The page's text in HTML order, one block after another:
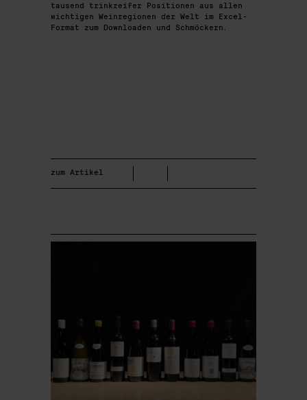
tausend trinkreifer Positionen aus allen
wichtigen Weinregionen der Welt im Excel-
Format zum Downloaden und Schmöckern.
zum Artikel